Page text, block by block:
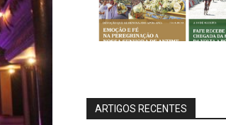
ARTIGOS RECENTES